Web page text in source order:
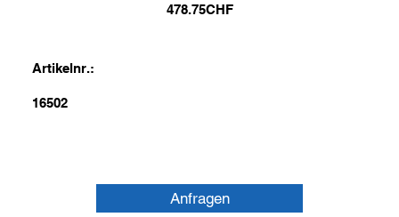
478.75CHF
Artikelnr.:
16502
Anfragen